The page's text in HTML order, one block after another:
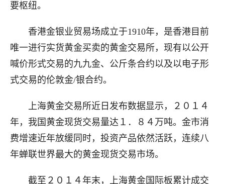
要枢纽。
香港金银业贸易场成立于1910年，是香港目前
唯一进行实货黄金买卖的黄金交易所，现有以公开
喊价形式交易的九九金、公斤条合约以及以电子形
式交易的伦敦金/银合约。
上海黄金交易所近日发布数据显示，２０１４
年，我国黄金现货交易量达１．８４万吨。金市消
费增速近年放缓同时，投资产品依然活跃，连续八
年蝉联世界最大的黄金现货交易市场。
截至２０１４年末，上海黄金国际板累计成交